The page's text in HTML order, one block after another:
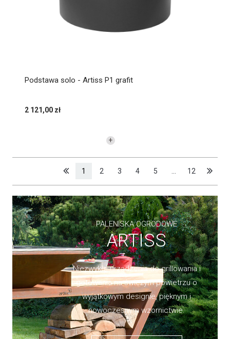
Podstawa solo - Artiss P1 grafit
2 121,00 zł
1 2 3 4 5 12
PALENISKA OGRODOWE
ARTISS
Niezwykłe urządzenia do grillowania i
gotowania na świeżym powietrzu o
wyjątkowym designie, pięknym i
nowoczesnym wzornictwie.